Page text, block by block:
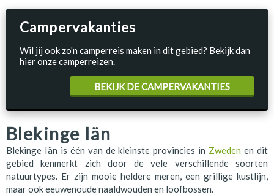
Blekinge Iän
Blekinge Iän is één van de kleinste provincies in Zweden en dit
gebied kenmerkt zich door de vele verschillende soorten
natuurtypes. Er zijn mooie heldere meren, een grillige kustlijn,
maar ook eeuwenoude naaldwouden en loofbossen.
Campervakanties
Wil jij ook zo'n camperreis maken in dit gebied? Bekijk dan
hier onze camperreizen.
BEKIJK DE CAMPERVAKANTIES